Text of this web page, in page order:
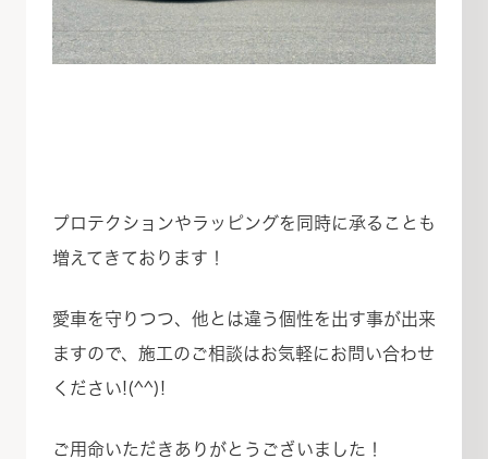
プロテクションやラッピングを同時に承ることも
増えてきております！
愛車を守りつつ、他とは違う個性を出す事が出来
ますので、施工のご相談はお気軽にお問い合わせ
ください!(^^)!
ご用命いただきありがとうございました！